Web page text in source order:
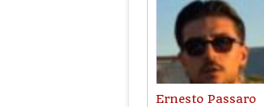
Ernesto Passaro